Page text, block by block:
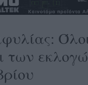
των